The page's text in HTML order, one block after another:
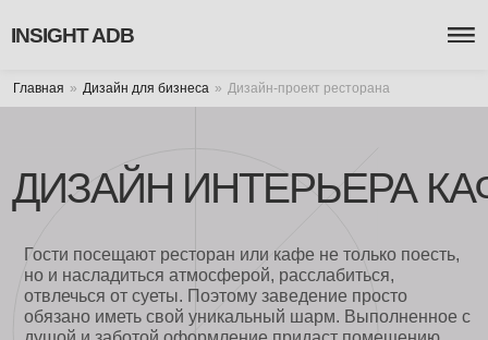
INSIGHT ADB
Главная Дизайн для бизнеса Дизайн-проект ресторана
ДИЗАЙН ИНТЕРЬЕРА
но и насладиться атмосферой, расслабиться,
отвлечься от суеты. Поэтому заведение просто
обязано иметь свой уникальный шарм. Выполненное с
душой и заботой оформление придаст помещению
характер и не оставит посетителей равнодушными.